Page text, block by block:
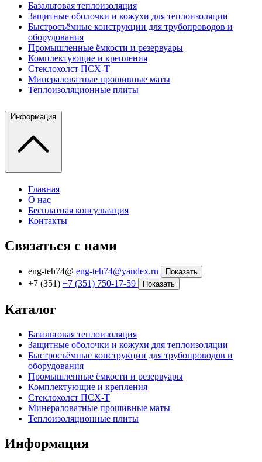
Базальтовая теплоизоляция
Защитные оболочки и кожухи для теплоизоляции
Быстросъёмные конструкции для трубопроводов и
оборудования
Промышленные ёмкости и резервуары
Комплектующие и крепления
Стеклохолст ПСХ-Т
Минераловатные прошивные маты
Теплоизоляционные плиты
Информация
Главная
О нас
Бесплатная консультация
Контакты
Связаться с нами
eng-teh74@ eng-teh74@yandex.ru Показать
+7 (351) +7 (351) 750-17-59 Показать
Каталог
Базальтовая теплоизоляция
Защитные оболочки и кожухи для теплоизоляции
Быстросъёмные конструкции для трубопроводов и
оборудования
Промышленные ёмкости и резервуары
Комплектующие и крепления
Стеклохолст ПСХ-Т
Минераловатные прошивные маты
Теплоизоляционные плиты
Информация